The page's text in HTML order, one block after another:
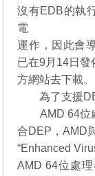
沒有EDB的執
電
運作，因此會
已在9月14日發
方網站去下載。
為了支援
AMD 64位處
合DEP，AMD
“Enhanced
AMD 64位處